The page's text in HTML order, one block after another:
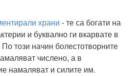
храни - те са богати на
и буквално ги вкарвате в
този начин болестотворните
числено, а в
намаляват и силите им.